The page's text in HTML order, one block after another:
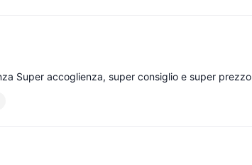
Super accoglienza, super consiglio e super prezzo